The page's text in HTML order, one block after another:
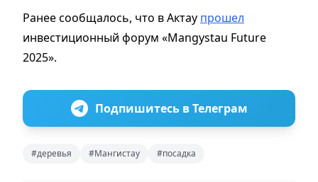
Ранее сообщалось, что в Актау прошел
инвестиционный форум «Mangystau Future
2025».
Подпишитесь в Телеграм
#деревья #Мангистау #посадка